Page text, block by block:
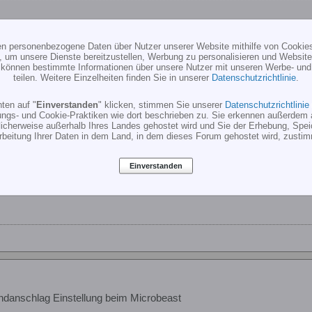
Einstellung beim Microbeast
auch erst rot bzw. blau (kommt darauf an, welche mann zuerst
violett.
Anleitung S. 26, Abb. 16:
Einstellung beim Microbeast
personenbezogene Daten über Nutzer unserer Website mithilfe von
um unsere Dienste bereitzustellen, Werbung zu personalisieren und
bestimmte Informationen über unsere Nutzer mit unseren Werbe-
teilen. Weitere Einzelheiten finden Sie in unserer Datenschutzrichtlinie
auf "Einverstanden" klicken, stimmen Sie unserer Datenschutzrichtlinie
und Cookie-Praktiken wie dort beschrieben zu. Sie erkennen außerdem
außerhalb Ihres Landes gehostet wird und Sie der Erhebung,
Ihrer Daten in dem Land, in dem dieses Forum gehostet wird,
Einverstanden